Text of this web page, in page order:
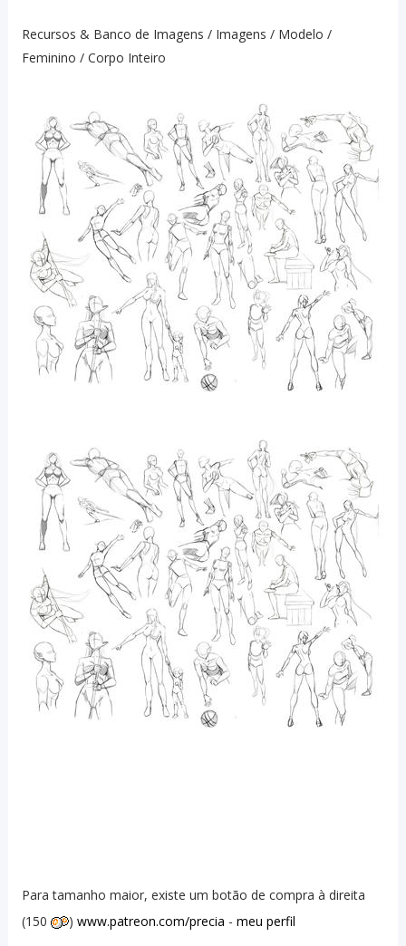
Recursos & Banco de Imagens / Imagens / Modelo /
Feminino / Corpo Inteiro
Para tamanho maior, existe um botão de compra à direita
(150
) www.patreon.com/precia - meu perfil